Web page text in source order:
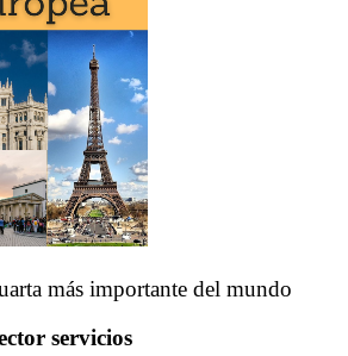
más importante del mundo
servicios